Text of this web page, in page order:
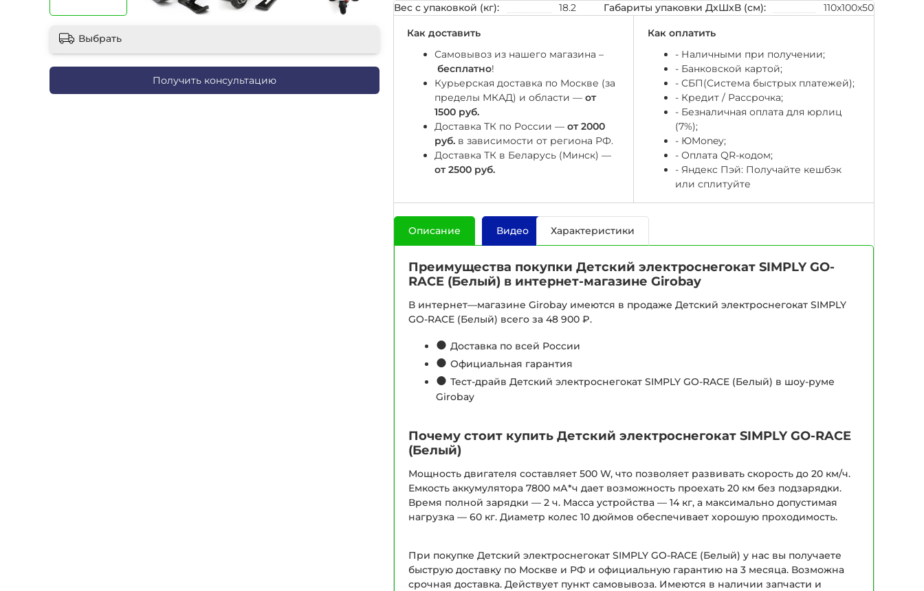
Выбрать
Получить консультацию
Вес с упаковкой (кг): 18.2 Габариты упаковки ДхШхВ (см): 110x100x50
Как доставить
Самовывоз из нашего магазина –
бесплатно!
Курьерская доставка по Москве (за
пределы МКАД) и области — от
1500 руб.
Доставка ТК по России — от 2000
руб. в зависимости от региона РФ.
Доставка ТК в Беларусь (Минск) —
от 2500 руб.
Как оплатить
- Наличными при получении;
- Банковской картой;
- СБП(Система быстрых платежей);
- Кредит / Рассрочка;
- Безналичная оплата для юрлиц
(7%);
- ЮМоney;
- Оплата QR-кодом;
- Яндекс Пэй: Получайте кешбэк
или сплитуйте
Описание Видео Характеристики
Преимущества покупки Детский электроснегокат SIMPLY GO-
RACE (Белый) в интернет-магазине Girobay
В интернет—магазине Girobay имеются в продаже Детский электроснегокат SIMPLY
GO-RACE (Белый) всего за 48 900 ₽.
● Доставка по всей России
● Официальная гарантия
● Тест-драйв Детский электроснегокат SIMPLY GO-RACE (Белый) в шоу-руме
Girobay
Почему стоит купить Детский электроснегокат SIMPLY GO-RACE
(Белый)
Мощность двигателя составляет 500 W, что позволяет развивать скорость до 20 км/ч.
Емкость аккумулятора 7800 мА*ч дает возможность проехать 20 км без подзарядки.
Время полной зарядки — 2 ч. Масса устройства — 14 кг, а максимально допустимая
нагрузка — 60 кг. Диаметр колес 10 дюймов обеспечивает хорошую проходимость.
При покупке Детский электроснегокат SIMPLY GO-RACE (Белый) у нас вы получаете
быструю доставку по Москве и РФ и официальную гарантию на 3 месяца. Возможна
срочная доставка. Действует пункт самовывоза. Имеются в наличии запчасти и